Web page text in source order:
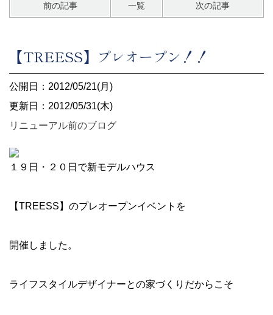
前の記事 一覧 次の記事
【TREESS】プレオープン！！
公開日：2012/05/21(月)
更新日：2012/05/31(木)
リニューアル前のブログ
１９日・２０日で新モデルハウス
【TREESS】のプレオープンイベントを
開催しました。
ライフスタイルデザイナーとの家づくりだからこそ